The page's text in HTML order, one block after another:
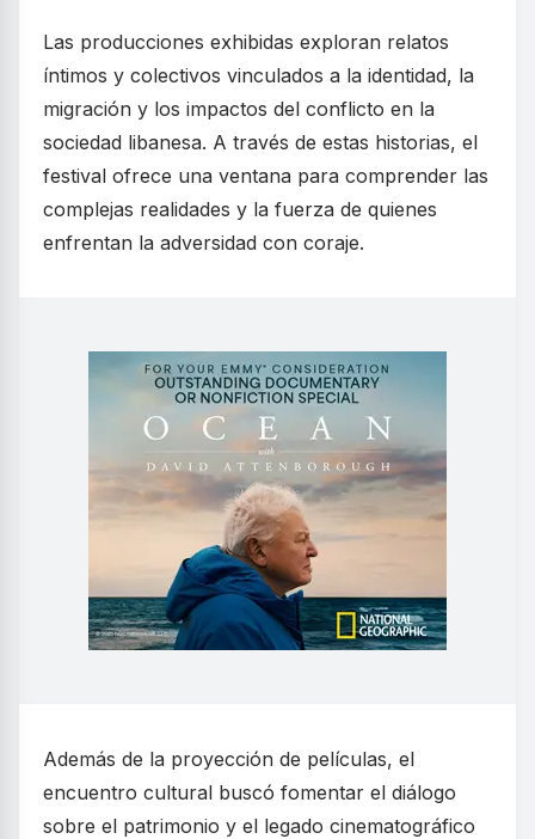
Las producciones exhibidas exploran relatos
íntimos y colectivos vinculados a la identidad, la
migración y los impactos del conflicto en la
sociedad libanesa. A través de estas historias, el
festival ofrece una ventana para comprender las
complejas realidades y la fuerza de quienes
enfrentan la adversidad con coraje.
Además de la proyección de películas, el
encuentro cultural buscó fomentar el diálogo
sobre el patrimonio y el legado cinematográfico